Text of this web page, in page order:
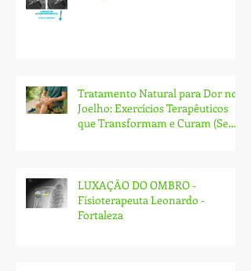
Tratamento Natural para Dor no
Joelho: Exercícios Terapêuticos
que Transformam e Curam (Sem
LUXAÇÃO DO OMBRO -
Fisioterapeuta Leonardo -
Fortaleza